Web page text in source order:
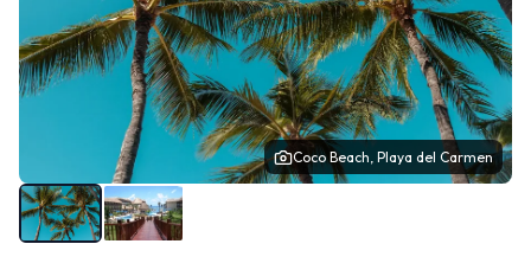
Coco Beach, Playa del Carmen